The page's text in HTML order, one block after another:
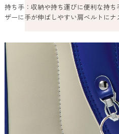
持ち手：収納や持ち運びに便利な持
ザーに手が伸ばしやすい肩ベルトにナ